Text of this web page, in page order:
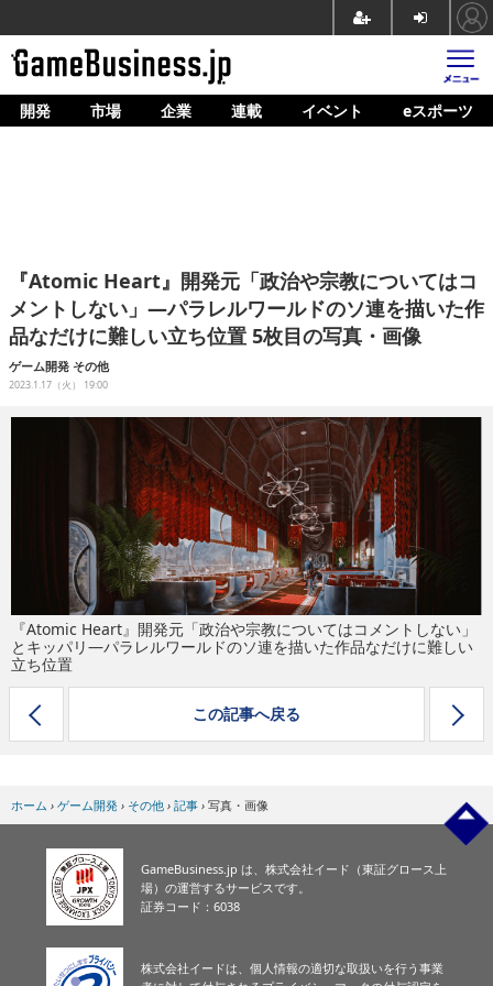
ホーム
企業動向
人材育成
産業政策
イベント/セミナー
eスポーツ
開発 市場 企業 連載 イベント eスポーツ
『Atomic Heart』開発元「政治や宗教についてはコ
メントしない」―パラレルワールドのソ連を描いた作
品なだけに難しい立ち位置 5枚目の写真・画像
ゲーム開発 その他
2023.1.17（火） 19:00
『Atomic Heart』開発元「政治や宗教についてはコメントしない」
とキッパリ―パラレルワールドのソ連を描いた作品なだけに難しい
立ち位置
この記事へ戻る
ホーム › ゲーム開発 › その他 › 記事 › 写真・画像
GameBusiness.jp は、株式会社イード（東証グロース上
場）の運営するサービスです。
証券コード：6038
株式会社イードは、個人情報の適切な取扱いを行う事業